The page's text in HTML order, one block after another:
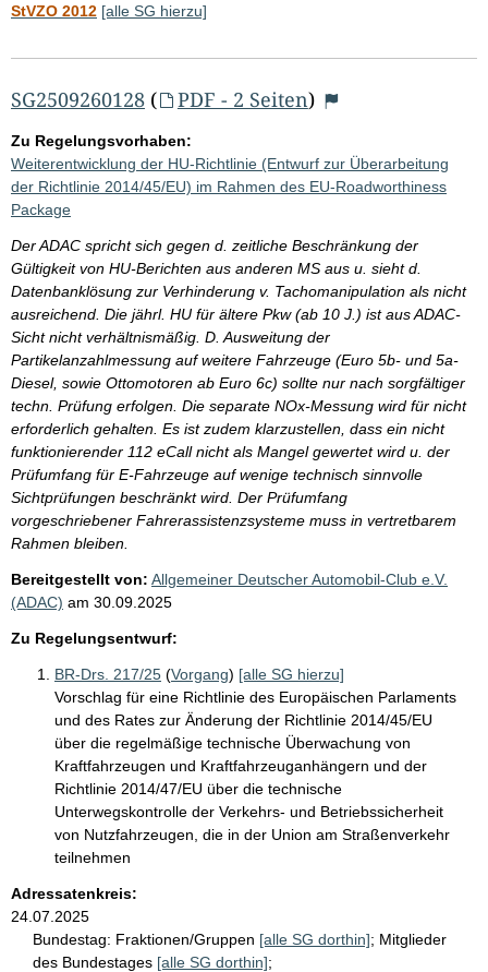
StVZO 2012 [alle SG hierzu]
SG2509260128 ( PDF - 2 Seiten)
Zu Regelungsvorhaben:
Weiterentwicklung der HU-Richtlinie (Entwurf zur Überarbeitung
der Richtlinie 2014/45/EU) im Rahmen des EU-Roadworthiness
Package
Der ADAC spricht sich gegen d. zeitliche Beschränkung der
Gültigkeit von HU-Berichten aus anderen MS aus u. sieht d.
Datenbanklösung zur Verhinderung v. Tachomanipulation als nicht
ausreichend. Die jährl. HU für ältere Pkw (ab 10 J.) ist aus ADAC-
Sicht nicht verhältnismäßig. D. Ausweitung der
Partikelanzahlmessung auf weitere Fahrzeuge (Euro 5b- und 5a-
Diesel, sowie Ottomotoren ab Euro 6c) sollte nur nach sorgfältiger
techn. Prüfung erfolgen. Die separate NOx-Messung wird für nicht
erforderlich gehalten. Es ist zudem klarzustellen, dass ein nicht
funktionierender 112 eCall nicht als Mangel gewertet wird u. der
Prüfumfang für E-Fahrzeuge auf wenige technisch sinnvolle
Sichtprüfungen beschränkt wird. Der Prüfumfang
vorgeschriebener Fahrerassistenzsysteme muss in vertretbarem
Rahmen bleiben.
Bereitgestellt von: Allgemeiner Deutscher Automobil-Club e.V.
(ADAC) am 30.09.2025
Zu Regelungsentwurf:
BR-Drs. 217/25 (Vorgang) [alle SG hierzu]
Vorschlag für eine Richtlinie des Europäischen Parlaments
und des Rates zur Änderung der Richtlinie 2014/45/EU
über die regelmäßige technische Überwachung von
Kraftfahrzeugen und Kraftfahrzeuganhängern und der
Richtlinie 2014/47/EU über die technische
Unterwegskontrolle der Verkehrs- und Betriebssicherheit
von Nutzfahrzeugen, die in der Union am Straßenverkehr
teilnehmen
Adressatenkreis:
24.07.2025
Bundestag: Fraktionen/Gruppen [alle SG dorthin]; Mitglieder
des Bundestages [alle SG dorthin];